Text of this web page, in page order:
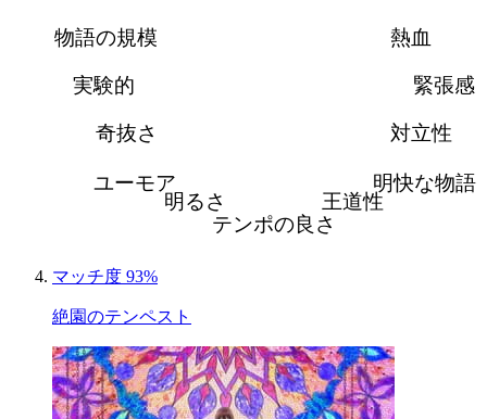
熱血
緊張感
対立性
明快な物語
王道性
テンポの良さ
明るさ
ユーモア
奇抜さ
実験的
物語の規模
マッチ度 93%
絶園のテンペスト